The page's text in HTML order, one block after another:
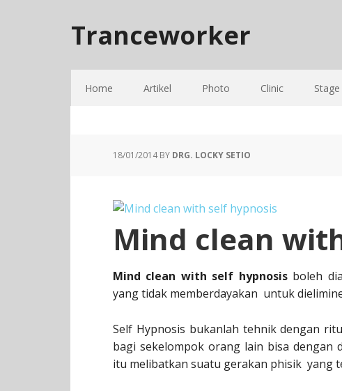
Tranceworker
Home Artikel Photo Clinic
18/01/2014BY DRG. LOCKY SETIO
Mind clean
Mind clean with self hypnosisboleh
yang tidak memberdayakan untuk
Self Hypnosis bukanlah tehnik dengan
bagi sekelompok orang lain bisa dengan
itu melibatkan suatu gerakan phisik yang